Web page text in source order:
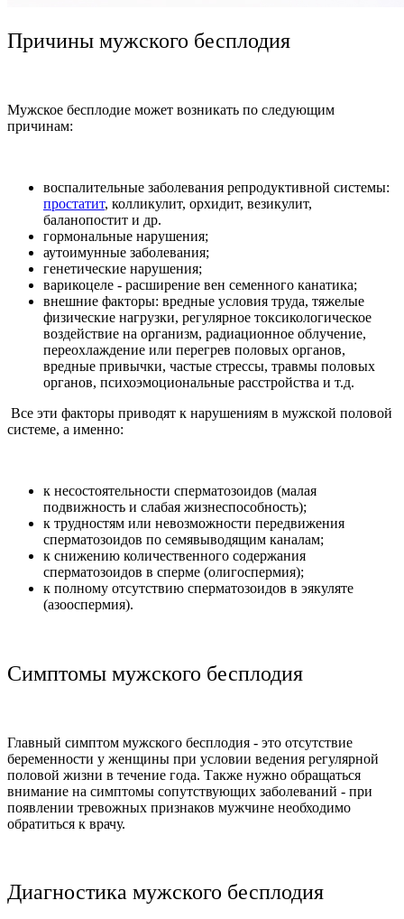
Причины мужского бесплодия
Мужское бесплодие может возникать по следующим
причинам:
воспалительные заболевания репродуктивной системы:
простатит, колликулит, орхидит, везикулит,
баланопостит и др.
гормональные нарушения;
аутоимунные заболевания;
генетические нарушения;
варикоцеле - расширение вен семенного канатика;
внешние факторы: вредные условия труда, тяжелые
физические нагрузки, регулярное токсикологическое
воздействие на организм, радиационное облучение,
переохлаждение или перегрев половых органов,
вредные привычки, частые стрессы, травмы половых
органов, психоэмоциональные расстройства и т.д.
Все эти факторы приводят к нарушениям в мужской половой
системе, а именно:
к несостоятельности сперматозоидов (малая
подвижность и слабая жизнеспособность);
к трудностям или невозможности передвижения
сперматозоидов по семявыводящим каналам;
к снижению количественного содержания
сперматозоидов в сперме (олигоспермия);
к полному отсутствию сперматозоидов в эякуляте
(азооспермия).
Симптомы мужского бесплодия
Главный симптом мужского бесплодия - это отсутствие
беременности у женщины при условии ведения регулярной
половой жизни в течение года. Также нужно обращаться
внимание на симптомы сопутствующих заболеваний - при
появлении тревожных признаков мужчине необходимо
обратиться к врачу.
Диагностика мужского бесплодия